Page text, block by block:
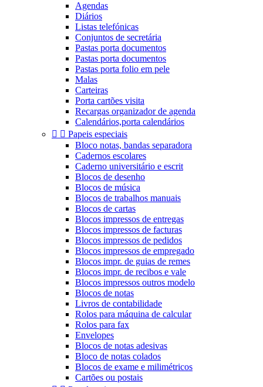
Agendas
Diários
Listas telefónicas
Conjuntos de secretária
Pastas porta documentos
Pastas porta documentos
Pastas porta folio em pele
Malas
Carteiras
Porta cartões visita
Recargas organizador de agenda
Calendários,porta calendários
  Papeis especiais
Bloco notas, bandas separadora
Cadernos escolares
Caderno universitário e escrit
Blocos de desenho
Blocos de música
Blocos de trabalhos manuais
Blocos de cartas
Blocos impressos de entregas
Blocos impressos de facturas
Blocos impressos de pedidos
Blocos impressos de empregado
Blocos impr. de guias de remes
Blocos impr. de recibos e vale
Blocos impressos outros modelo
Blocos de notas
Livros de contabilidade
Rolos para máquina de calcular
Rolos para fax
Envelopes
Blocos de notas adesivas
Bloco de notas colados
Blocos de exame e milimétricos
Cartões ou postais